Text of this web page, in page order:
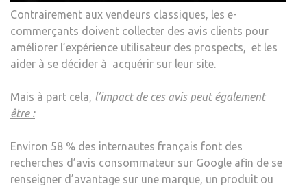
Contrairement aux vendeurs classiques, les e-
commerçants doivent collecter des avis clients pour
améliorer l’expérience utilisateur des prospects, et les
aider à se décider à acquérir sur leur site.
Mais à part cela, l’impact de ces avis peut également
être :
Environ 58 % des internautes français font des
recherches d’avis consommateur sur Google afin de se
renseigner d’avantage sur une marque, un produit ou